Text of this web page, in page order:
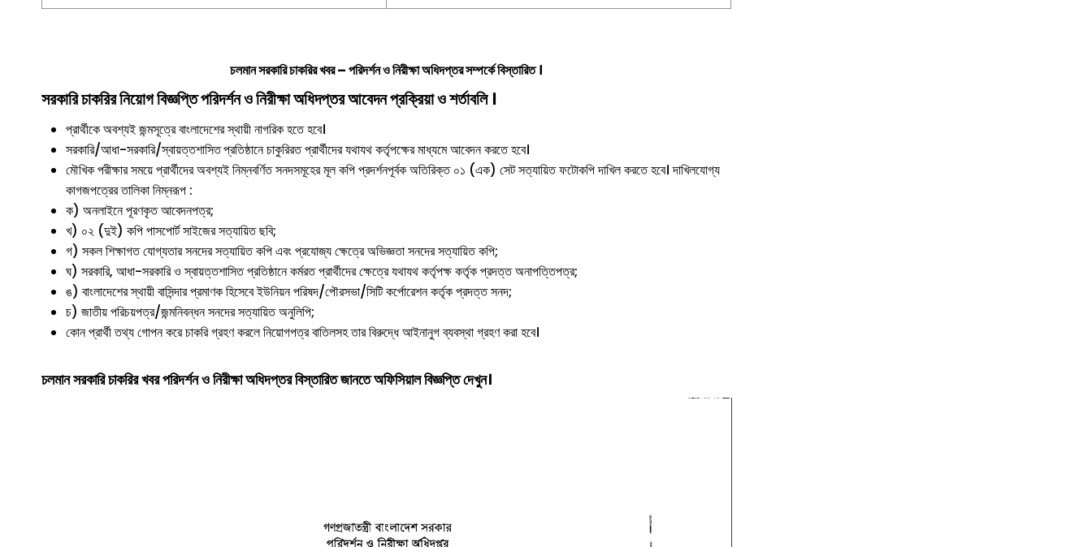
চলমান সরকারি চাকরির খবর –পরিদর্শন ও নিরীক্ষা অধিদপ্তরসম্পর্কে বিস্তারিত।
সরকারি চাকরির নিয়োগ বিজ্ঞপ্তি পরিদর্শন ও নিরীক্ষা অধিদপ্তর আবেদন প্রক্রিয়া ও শর্তাবলি ।
প্রার্থীকে অবশ্যই জন্মসূত্রে বাংলাদেশের স্থায়ী নাগরিক হতে হবে।
সরকারি/আধা-সরকারি/স্বায়ত্তশাসিতপ্রতিষ্ঠানে চাকুরিরত প্রার্থীদের যথাযথ কর্তৃপক্ষের মাধ্যমে আবেদন করতে হবে।
মৌখিক পরীক্ষার সময়ে প্রার্থীদের অবশ্যই নিম্নবর্ণিত সনদসমূহের মূল কপি প্রদর্শনপূর্বক অতিরিক্ত ০১ (এক) সেট সত্যায়িত ফটোকপি দাখিল করতে হবে। দাখিলযোগ্য
কাগজপত্রের তালিকা নিম্নরূপ :
ক) অনলাইনে পূরণকৃত আবেদনপত্র;
খ) ০২ (দুই) কপি পাসপোর্ট সাইজের সত্যায়িত ছবি;
গ) সকল শিক্ষাগত যোগ্যতার সনদের সত্যায়িত কপি এবং প্রযোজ্য ক্ষেত্রে অভিজ্ঞতা সনদের সত্যায়িত কপি;
ঘ) সরকারি, আধা-সরকারি ও স্বায়ত্তশাসিত প্রতিষ্ঠানে কর্মরত প্রার্থীদের ক্ষেত্রে যথাযথ কর্তৃপক্ষ কর্তৃক প্রদত্ত অনাপত্তিপত্র;
ঙ) বাংলাদেশের স্থায়ী বাসিন্দার প্রমাণক হিসেবে ইউনিয়ন পরিষদ/পৌরসভা/সিটি কর্পোরেশন কর্তৃক প্রদত্ত সনদ;
চ) জাতীয় পরিচয়পত্র/জন্মনিবন্ধন সনদের সত্যায়িত অনুলিপি;
কোন প্রার্থী তথ্য গোপন করে চাকরি গ্রহণ করলে নিয়োগপত্র বাতিলসহ তার বিরুদ্ধে আইনানুগ ব্যবস্থা গ্রহণ করা হবে।
চলমান সরকারি চাকরির খবরপরিদর্শন ও নিরীক্ষা অধিদপ্তর বিস্তারিত জানতে অফিসিয়াল বিজ্ঞপ্তি দেখুন।